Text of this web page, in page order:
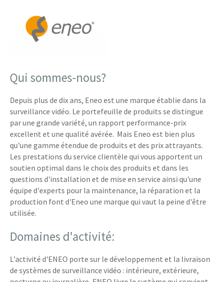
Qui sommes-nous?
Depuis plus de dix ans, Eneo est une marque établie dans la
surveillance vidéo. Le portefeuille de produits se distingue
par une grande variété, un rapport performance-prix
excellent et une qualité avérée. Mais Eneo est bien plus
qu'une gamme étendue de produits et des prix attrayants.
Les prestations du service clientèle qui vous apportent un
soutien optimal dans le choix des produits et dans les
questions d'installation et de mise en service ainsi qu'une
équipe d'experts pour la maintenance, la réparation et la
production font d'Eneo une marque qui vaut la peine d'être
utilisée.
Domaines d'activité:
L'activité d'ENEO porte sur le développement et la livraison
de systèmes de surveillance vidéo : intérieure, extérieure,